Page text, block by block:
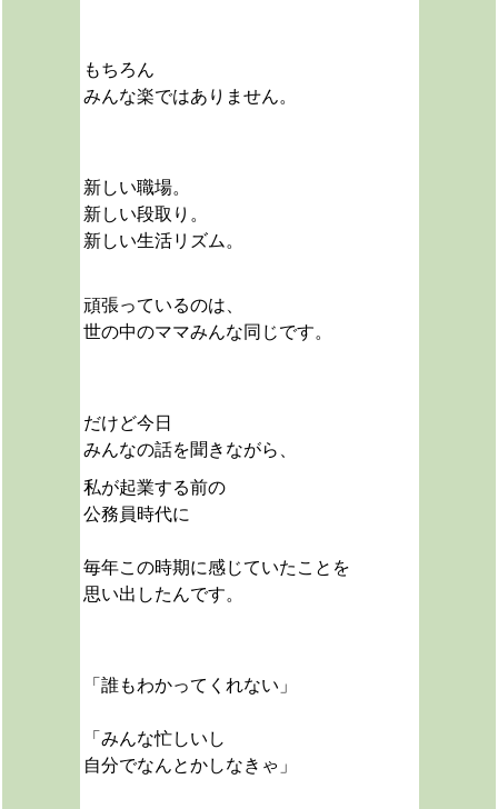
もちろん
みんな楽ではありません。
新しい職場。
新しい段取り。
新しい生活リズム。
頑張っているのは、
世の中のママみんな同じです。
だけど今日
みんなの話を聞きながら、
私が起業する前の
公務員時代に
毎年この時期に感じていたことを
思い出したんです。
「誰もわかってくれない」
「みんな忙しいし
自分でなんとかしなきゃ」